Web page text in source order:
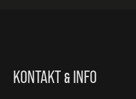
KONTAKT& INFO